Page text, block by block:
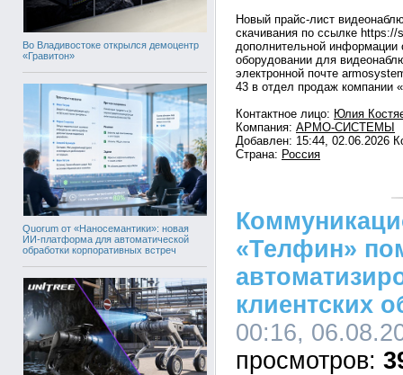
Во Владивостоке открылся демоцентр
«Гравитон»
Quorum от «Наносемантики»: новая
ИИ-платформа для автоматической
обработки корпоративных встреч
Новый прайс-лист
скачивания по ссылке
дополнительной информации
оборудовании для
электронной почте
43 в отдел продаж
Контактное лицо: Юлия
Компания: АРМО-СИСТЕМЫ
Добавлен: 15:44, 02.06.2026
Страна: Россия
«Телфин»
клиентских
00:16,